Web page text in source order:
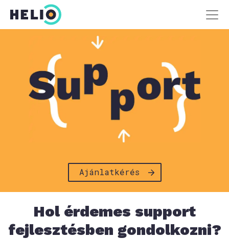
Ajánlatkérés
Hol érdemes support
fejlesztésben gondolkozni?